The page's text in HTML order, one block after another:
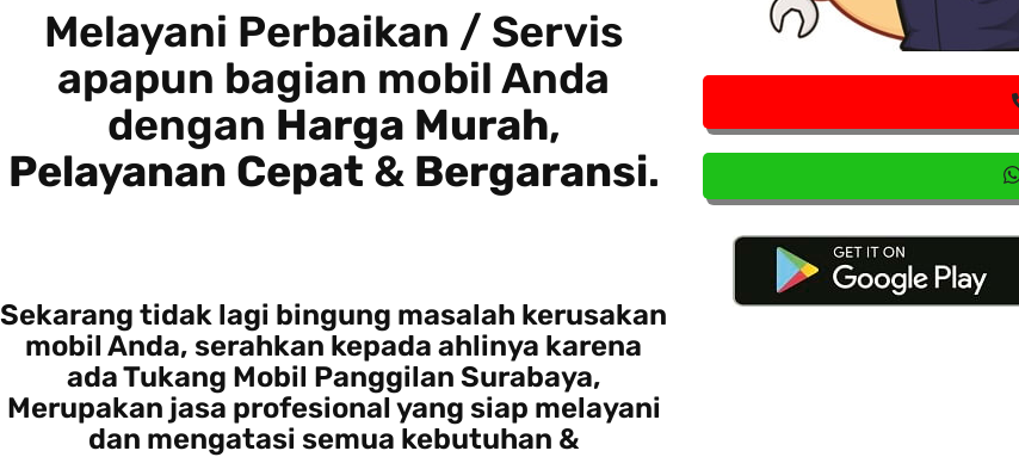
Melayani Perbaikan / Servis
apapun bagian mobil Anda
dengan Harga Murah,
Pelayanan Cepat & Bergaransi.
Sekarang tidak lagi bingung masalah kerusakan
mobil Anda, serahkan kepada ahlinya karena
ada Tukang Mobil Panggilan Surabaya,
Merupakan jasa profesional yang siap melayani
dan mengatasi semua kebutuhan &